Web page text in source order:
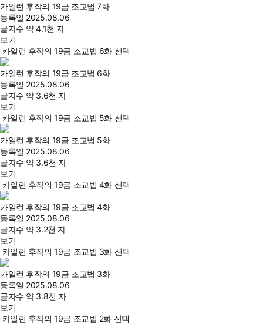
카일런 후작의 19금 조교법 7화
등록일 2025.08.06
글자수 약 4.1천 자
보기
카일런 후작의 19금 조교법 6화 선택
카일런 후작의 19금 조교법 6화
등록일 2025.08.06
글자수 약 3.6천 자
보기
카일런 후작의 19금 조교법 5화 선택
카일런 후작의 19금 조교법 5화
등록일 2025.08.06
글자수 약 3.6천 자
보기
카일런 후작의 19금 조교법 4화 선택
카일런 후작의 19금 조교법 4화
등록일 2025.08.06
글자수 약 3.2천 자
보기
카일런 후작의 19금 조교법 3화 선택
카일런 후작의 19금 조교법 3화
등록일 2025.08.06
글자수 약 3.8천 자
보기
카일런 후작의 19금 조교법 2화 선택